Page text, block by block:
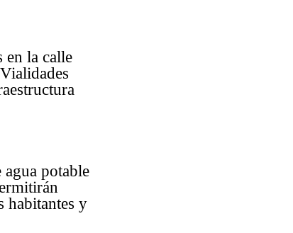
en la calle
potable
habitantes y